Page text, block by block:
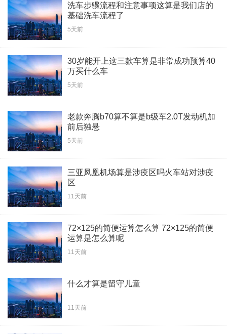
洗车步骤流程和注意事项这算是我们店的
基础洗车流程了
5天前
30岁能开上这三款车算是非常成功预算40
万买什么车
5天前
老款奔腾b70算不算是b级车2.0T发动机加
前后独悬
5天前
三亚凤凰机场算是涉疫区吗火车站对涉疫
区
11天前
72×125的简便运算怎么算 72×125的简便
运算是怎么算呢
11天前
什么才算是留守儿童
11天前